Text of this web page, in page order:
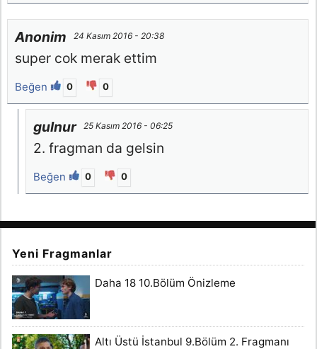
Anonim 24 Kasım 2016 - 20:38
super cok merak ettim
Beğen 0 0
gulnur 25 Kasım 2016 - 06:25
2. fragman da gelsin
Beğen 0 0
Yeni Fragmanlar
Daha 18 10.Bölüm Önizleme
Altı Üstü İstanbul 9.Bölüm 2. Fragmanı